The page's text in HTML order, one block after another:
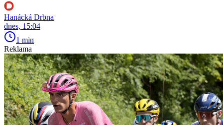
Hanácká Drbna
dnes, 15:04
1 min
Reklama